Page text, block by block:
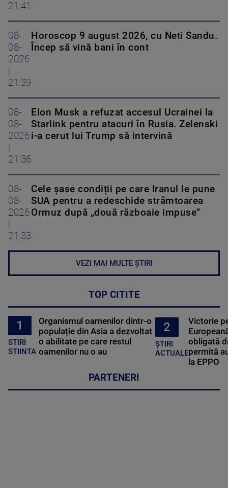
21:41
08-
08-
2026
21:39
Horoscop 9 august 2026, cu Neti Sandu.
Încep să vină bani în cont
08-
08-
2026
21:36
Elon Musk a refuzat accesul Ucrainei la
Starlink pentru atacuri în Rusia. Zelenski
i-a cerut lui Trump să intervină
08-
08-
2026
21:33
Cele șase condiții pe care Iranul le pune
SUA pentru a redeschide strâmtoarea
Ormuz după „două războaie impuse”
VEZI MAI MULTE ȘTIRI
TOP CITITE
1
STIRI
STIINTA
Organismul oamenilor dintr-o
populație din Asia a dezvoltat
o abilitate pe care restul
oamenilor nu o au
2
ȘTIRI
ACTUALE
Victorie
obligată
permită
la EPPO
PARTENERI